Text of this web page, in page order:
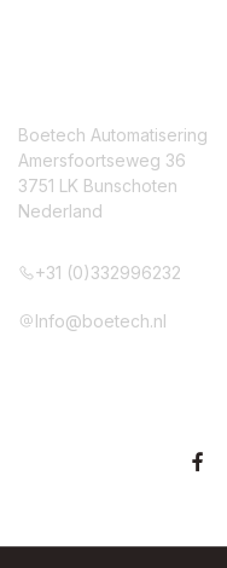
Boetech Automatisering
Amersfoortseweg 36
3751 LK Bunschoten
Nederland
+31 (0)332996232
Info@boetech.nl